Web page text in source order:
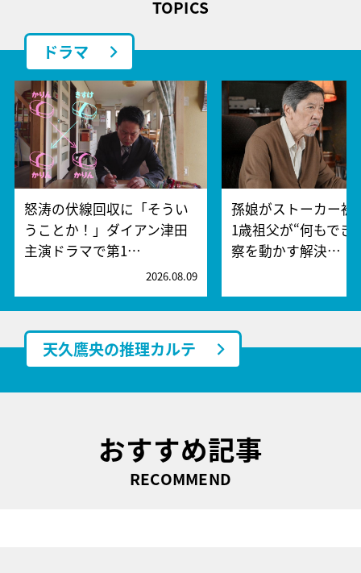
TOPICS
ドラマ
怒涛の伏線回収に「そうい
うことか！」ダイアン津田
主演ドラマで第1…
2026.08.09
孫娘がストーカー
1歳祖父が“何もでき
察を動かす解決…
天久鷹央の推理カルテ
おすすめ記事
RECOMMEND